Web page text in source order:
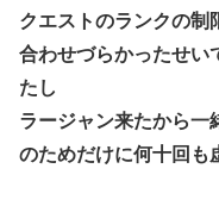
クエストのランクの制
合わせづらかったせい
たし
ラージャン来たから一
のためだけに何十回も